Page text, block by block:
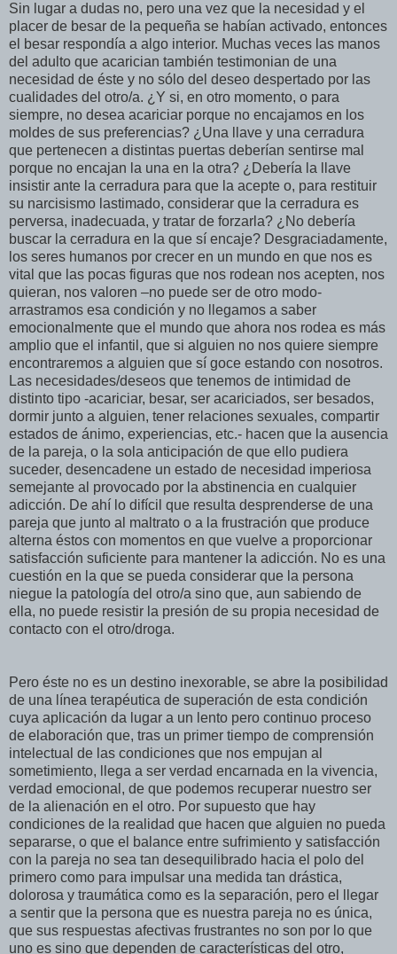
Sin lugar a dudas no, pero una vez que la necesidad y el
placer de besar de la pequeña se habían activado, entonces
el besar respondía a algo interior. Muchas veces las manos
del adulto que acarician también testimonian de una
necesidad de éste y no sólo del deseo despertado por las
cualidades del otro/a. ¿Y si, en otro momento, o para
siempre, no desea acariciar porque no encajamos en los
moldes de sus preferencias? ¿Una llave y una cerradura
que pertenecen a distintas puertas deberían sentirse mal
porque no encajan la una en la otra? ¿Debería la llave
insistir ante la cerradura para que la acepte o, para restituir
su narcisismo lastimado, considerar que la cerradura es
perversa, inadecuada, y tratar de forzarla? ¿No debería
buscar la cerradura en la que sí encaje? Desgraciadamente,
los seres humanos por crecer en un mundo en que nos es
vital que las pocas figuras que nos rodean nos acepten, nos
quieran, nos valoren –no puede ser de otro modo-
arrastramos esa condición y no llegamos a saber
emocionalmente que el mundo que ahora nos rodea es más
amplio que el infantil, que si alguien no nos quiere siempre
encontraremos a alguien que sí goce estando con nosotros.
Las necesidades/deseos que tenemos de intimidad de
distinto tipo -acariciar, besar, ser acariciados, ser besados,
dormir junto a alguien, tener relaciones sexuales, compartir
estados de ánimo, experiencias, etc.- hacen que la ausencia
de la pareja, o la sola anticipación de que ello pudiera
suceder, desencadene un estado de necesidad imperiosa
semejante al provocado por la abstinencia en cualquier
adicción. De ahí lo difícil que resulta desprenderse de una
pareja que junto al maltrato o a la frustración que produce
alterna éstos con momentos en que vuelve a proporcionar
satisfacción suficiente para mantener la adicción. No es una
cuestión en la que se pueda considerar que la persona
niegue la patología del otro/a sino que, aun sabiendo de
ella, no puede resistir la presión de su propia necesidad de
contacto con el otro/droga.
Pero éste no es un destino inexorable, se abre la posibilidad
de una línea terapéutica de superación de esta condición
cuya aplicación da lugar a un lento pero continuo proceso
de elaboración que, tras un primer tiempo de comprensión
intelectual de las condiciones que nos empujan al
sometimiento, llega a ser verdad encarnada en la vivencia,
verdad emocional, de que podemos recuperar nuestro ser
de la alienación en el otro. Por supuesto que hay
condiciones de la realidad que hacen que alguien no pueda
separarse, o que el balance entre sufrimiento y satisfacción
con la pareja no sea tan desequilibrado hacia el polo del
primero como para impulsar una medida tan drástica,
dolorosa y traumática como es la separación, pero el llegar
a sentir que la persona que es nuestra pareja no es única,
que sus respuestas afectivas frustrantes no son por lo que
uno es sino que dependen de características del otro,